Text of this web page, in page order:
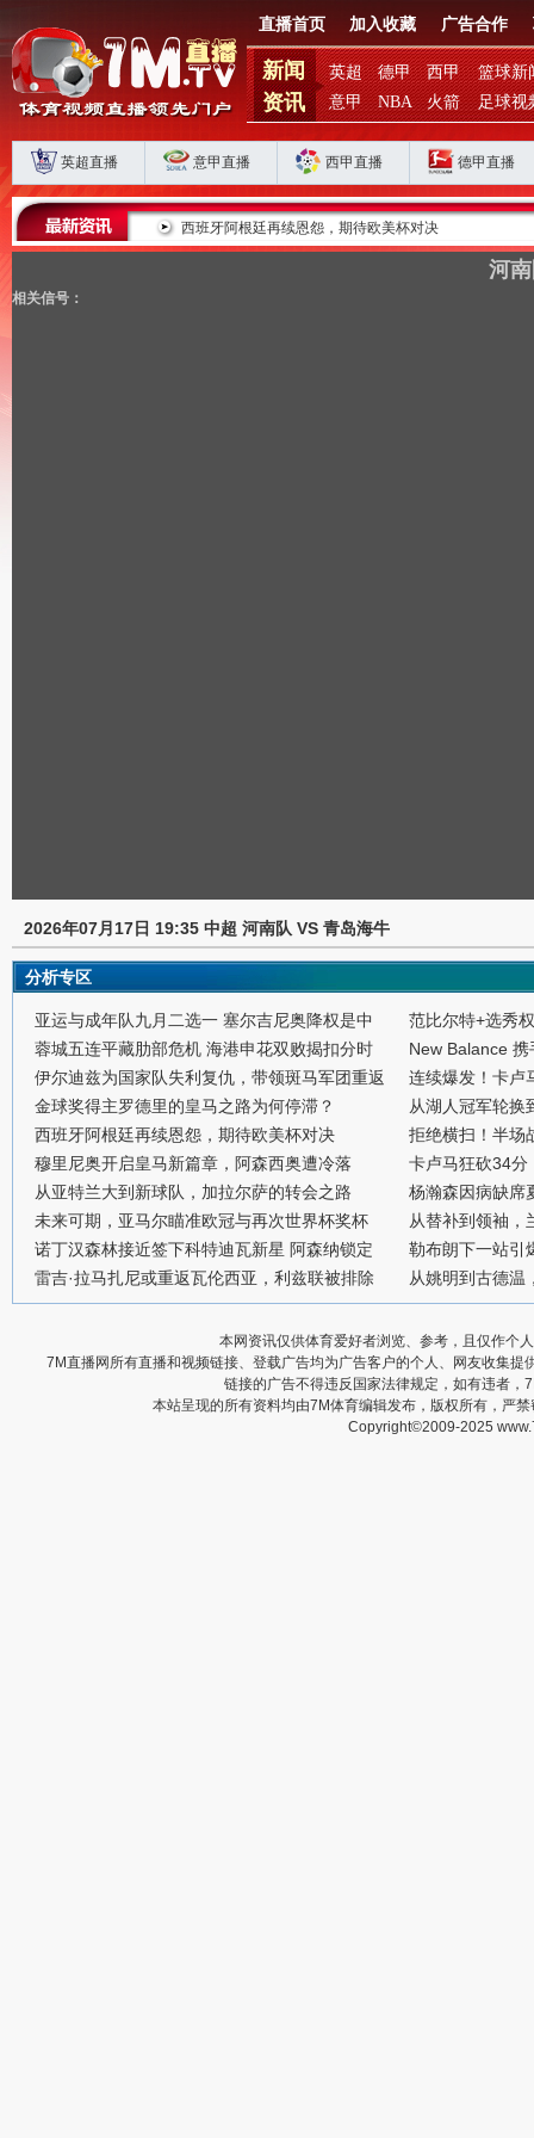
直播首页 加入收藏 广告合作
新闻
资讯
英超 德甲 西甲
篮球新
意甲
NBA 火箭 足球视
英超直播 意甲直播 西甲直播 德甲直播
？ 西班牙阿根廷再续恩怨，期待欧美杯对决
河
相关信号：
2026年07月17日 19:35 中超 河南队 VS 青岛海牛
分析专区
亚运与成年队九月二选一 塞尔吉尼奥降权是中
蓉城五连平藏肋部危机 海港申花双败揭扣分时
伊尔迪兹为国家队失利复仇，带领斑马军团重返
金球奖得主罗德里的皇马之路为何停滞？
西班牙阿根廷再续恩怨，期待欧美杯对决
穆里尼奥开启皇马新篇章，阿森西奥遭冷落
从亚特兰大到新球队，加拉尔萨的转会之路
未来可期，亚马尔瞄准欧冠与再次世界杯奖杯
诺丁汉森林接近签下科特迪瓦新星 阿森纳锁定
雷吉·拉马扎尼或重返瓦伦西亚，利兹联被排除
范比尔特+选秀
New Balance
连续爆发！卡卢
从湖人冠军轮换
拒绝横扫！半场
卡卢马狂砍34分
杨瀚森因病缺席
从替补到领袖，
勒布朗下一站引
从姚明到古德温
本网资讯仅供体育爱好者浏览、参考，且仅作个
7M直播网所有直播和视频链接、登载广告均为广告客户的个人、网友收集
链接的广告不得违反国家法律规定，如有违者
本站呈现的所有资料均由7M体育编辑发布，版权所有，严
Copyright©2009-2025